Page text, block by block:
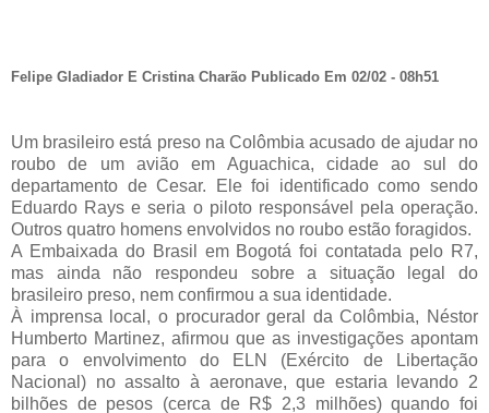
Felipe Gladiador E Cristina Charão Publicado Em 02/02 - 08h51
Um brasileiro está preso na Colômbia acusado de ajudar no
roubo de um avião em Aguachica, cidade ao sul do
departamento de Cesar. Ele foi identificado como sendo
Eduardo Rays e seria o piloto responsável pela operação.
Outros quatro homens envolvidos no roubo estão foragidos.
A Embaixada do Brasil em Bogotá foi contatada pelo R7,
mas ainda não respondeu sobre a situação legal do
brasileiro preso, nem confirmou a sua identidade.
À imprensa local, o procurador geral da Colômbia, Néstor
Humberto Martinez, afirmou que as investigações apontam
para o envolvimento do ELN (Exército de Libertação
Nacional) no assalto à aeronave, que estaria levando 2
bilhões de pesos (cerca de R$ 2,3 milhões) quando foi